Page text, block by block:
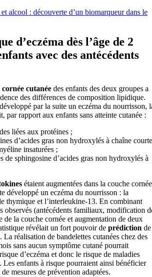
et alcool : découverte d’un biomarqueur dans le
d’eczéma dès l’âge de 2
avec des antécédents
cornée cutanée des enfants des deux groupes a
des différences de composition lipidique.
par la suite un eczéma du nourrisson,
par rapport aux enfants sans atteinte cutanée :
liées aux protéines ;
d’acides gras non hydroxylés à chaîne
insaturées ;
de sphingosine d’acides gras non hydroxylés à
étaient augmentées dans la couche cornée
développé un eczéma du nourrisson : la
thymique et l’interleukine-13. En combinant
observés (antécédents familiaux, modification
la couche cornée et augmentation de deux
révélait un fort pouvoir de prédictionde
La réalisation de bandelettes cutanées chez des
sans aucun symptôme cutané pourrait
d’eczéma et donc le risque de maladies
Les enfants à risque pourraient ainsi bénéficier
mesures de prévention adaptées.